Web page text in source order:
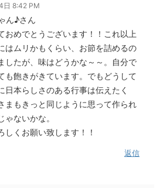
日 8:42 PM
ん♪さん
おめでとうございます！！これ以上
はムリかもくらい、お節を詰めるの
したが、味はどうかな～～。自分で
も飽きがきています。でもどうして
日本らしさのある行事は伝えたく
まもきっと同じように思って作られ
ゃないかな。
しくお願い致します！！
返信